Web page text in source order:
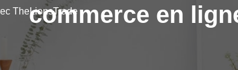
TheLionsTrade
commerce en